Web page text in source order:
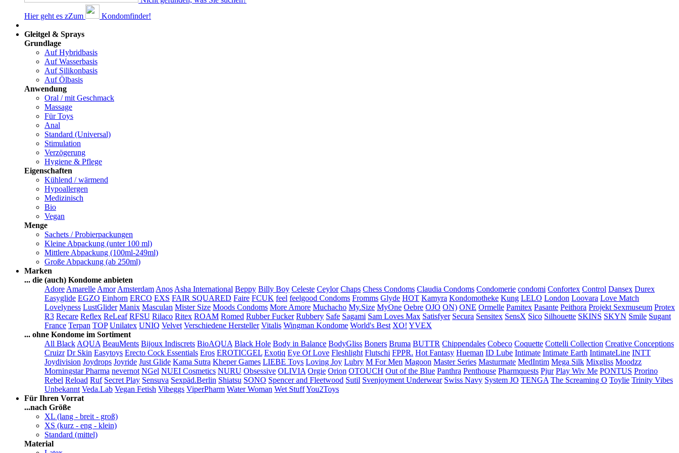
Hier geht es zZum
Kondomfinder!
Gleitgel & Sprays
Grundlage
Auf Hybridbasis
Auf Wasserbasis
Auf Silikonbasis
Auf Ölbasis
Anwendung
Oral / mit Geschmack
Massage
Für Toys
Anal
Standard (Universal)
Stimulation
Verzögerung
Hygiene & Pflege
Eigenschaften
Kühlend / wärmend
Hypoallergen
Medizinisch
Bio
Vegan
Menge
Sachets / Probierpackungen
Kleine Abpackung (unter 100 ml)
Mittlere Abpackung (100ml-249ml)
Große Abpackung (ab 250ml)
Marken
... die (auch) Kondome anbieten
Adore Amarelle Amor Amsterdam Anos Asha International Beppy Billy Boy Celeste Ceylor Chaps Chess Condoms Claudia Condoms Condomerie condomi Confortex Control Dansex Durex
Easyglide EGZO Einhorn ERCO EXS FAIR SQUARED Faire FCUK feel feelgood Condoms Fromms Glyde HOT Kamyra Kondomotheke Kung LELO London Loovara Love Match
Lovelyness LustGlider Manix Masculan Mister Size Moods Condoms More Amore Muchacho My.Size MyOne Oebre OJO ON) ONE Ormelle Pamitex Pasante Peithora Projekt Sexmuseum Protex
R3 Recare Reflex ReLeaf RFSU Rilaco Ritex ROAM Romed Rubber Fucker Rubbery Safe Sagami Sam Loves Max Satisfyer Secura Sensitex SensX Sico Silhouette SKINS SKYN Smile Sugant
France Terpan TOP Unilatex UNIQ Velvet Verschiedene Hersteller Vitalis Wingman Kondome World's Best XO! YVEX
... ohne Kondome im Sortiment
All Black AQUA BeauMents Bijoux Indiscrets BioAQUA Black Hole Body in Balance BodyGliss Boners Bruma BUTTR Chippendales Cobeco Coquette Cottelli Collection Creative Conceptions
Cruizr Dr Skin Easytoys Erecto Cock Essentials Eros EROTICGEL Exotiq Eye Of Love Fleshlight Flutschi FPPR. Hot Fantasy Hueman ID Lube Intimate Intimate Earth IntimateLine INTT
Joydivision Joydrops Joyride Just Glide Kama Sutra Kheper Games LIEBE Toys Loving Joy Lubry M For Men Magoon Master Series Masturmate MedIntim Mega Silk Mixgliss Moodzz
Morningstar Pharma nevernot NGel NUEI Cosmetics NURU Obsessive OLIVIA Orgie Orion OTOUCH Out of the Blue Panthra Penthouse Pharmquests Pjur Play Wiv Me PONTUS Prorino
Rebel Reload Ruf Secret Play Sensuva Sexpäd.Berlin Shiatsu SONO Spencer and Fleetwood Sutil Svenjoyment Underwear Swiss Navy System JO TENGA The Screaming O Toylie Trinity Vibes
Unbekannt Veda.Lab Vegan Fetish Vibeggs ViperPharm Water Woman Wet StuffYou2Toys
Für Ihren Vorrat
...nach Größe
XL (lang - breit - groß)
XS (kurz - eng - klein)
Standard (mittel)
Material